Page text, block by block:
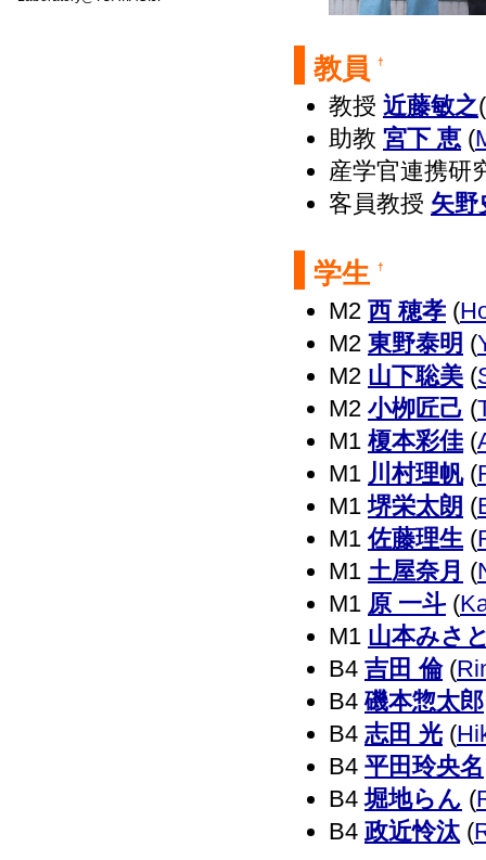
教員 †
教授 近藤敏之(
助教 宮下 恵 (
産学官連携研
客員教授 矢野
学生 †
M2 西 穂孝 (
M2 東野泰明 (
M2 山下聡美 (
M2 小栁匠己 (
M1 榎本彩佳(
M1 川村理帆(
M1堺栄太朗 (
M1佐藤理生 (
M1 土屋奈月 (
M1 原 一斗 (
M1 山本みさ
B4 吉田 倫(
B4磯本惣太郎
B4 志田 光 (
B4 平田玲央名
B4堀地らん (
B4 政近怜汰 (